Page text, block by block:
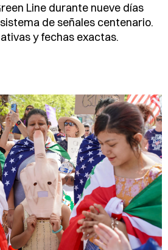
Line durante nueve días
de señales centenario.
y fechas exactas.